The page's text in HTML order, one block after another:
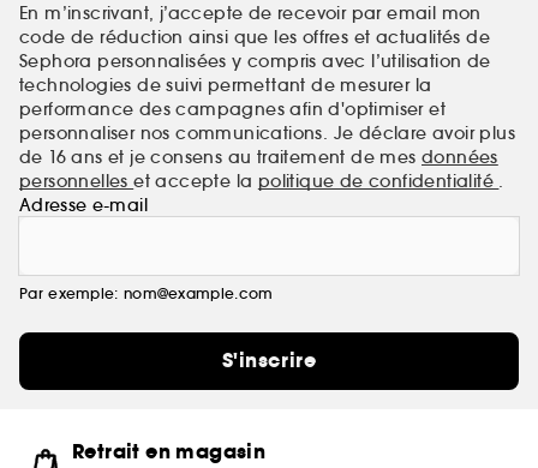
En m’inscrivant, j’accepte de recevoir par email mon
code de réduction ainsi que les offres et actualités de
Sephora personnalisées y compris avec l’utilisation de
technologies de suivi permettant de mesurer la
performance des campagnes afin d'optimiser et
personnaliser nos communications. Je déclare avoir plus
de 16 ans et je consens au traitement de mes données
personnelleset accepte la politique de confidentialité .
Adresse e-mail
Par exemple: nom@example.com
S'inscrire
Retrait en magasin